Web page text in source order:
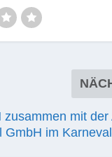
zusammen mit der
GmbH im